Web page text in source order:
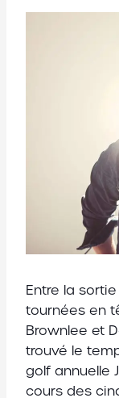
Entre la
tournées en
Brownlee et
trouvé le
golf annuelle
cours des